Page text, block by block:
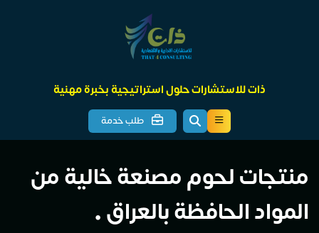
ذات للاستشارات حلول استراتيجية بخبرة مهنية
طلب خدمة
منتجات لحوم مصنعة خالية من
المواد الحافظة بالعراق •